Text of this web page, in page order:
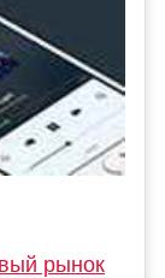
рынок